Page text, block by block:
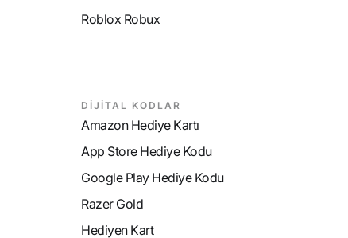
Roblox Robux
DİJİTAL KODLAR
Amazon Hediye Kartı
App Store Hediye Kodu
Google Play Hediye Kodu
Razer Gold
Hediyen Kart